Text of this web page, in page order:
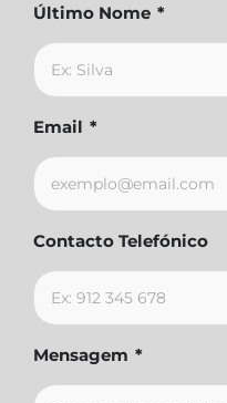
Último Nome *
Email *
Contacto Telefónico
Mensagem *